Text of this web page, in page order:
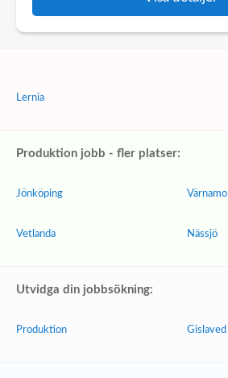
Lernia
Produktion jobb - fler platser:
Jönköping
Vetlanda
Värnamo
Nässjö
Utvidga din jobbsökning:
Produktion Gislaved